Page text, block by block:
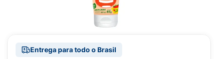
Entrega para todo o Brasil